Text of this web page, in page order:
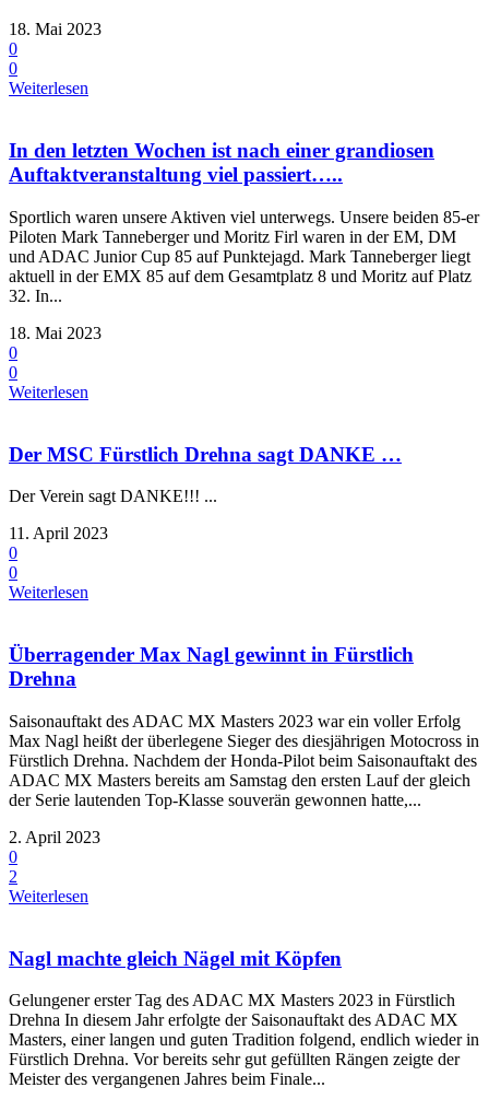
18. Mai 2023
0
0
Weiterlesen
In den letzten Wochen ist nach einer grandiosen
Auftaktveranstaltung viel passiert…..
Sportlich waren unsere Aktiven viel unterwegs. Unsere beiden 85-er
Piloten Mark Tanneberger und Moritz Firl waren in der EM, DM
und ADAC Junior Cup 85 auf Punktejagd. Mark Tanneberger liegt
aktuell in der EMX 85 auf dem Gesamtplatz 8 und Moritz auf Platz
32. In...
18. Mai 2023
0
0
Weiterlesen
Der MSC Fürstlich Drehna sagt DANKE …
Der Verein sagt DANKE!!! ...
11. April 2023
0
0
Weiterlesen
Überragender Max Nagl gewinnt in Fürstlich
Drehna
Saisonauftakt des ADAC MX Masters 2023 war ein voller Erfolg
Max Nagl heißt der überlegene Sieger des diesjährigen Motocross in
Fürstlich Drehna. Nachdem der Honda-Pilot beim Saisonauftakt des
ADAC MX Masters bereits am Samstag den ersten Lauf der gleich
der Serie lautenden Top-Klasse souverän gewonnen hatte,...
2. April 2023
0
2
Weiterlesen
Nagl machte gleich Nägel mit Köpfen
Gelungener erster Tag des ADAC MX Masters 2023 in Fürstlich
Drehna In diesem Jahr erfolgte der Saisonauftakt des ADAC MX
Masters, einer langen und guten Tradition folgend, endlich wieder in
Fürstlich Drehna. Vor bereits sehr gut gefüllten Rängen zeigte der
Meister des vergangenen Jahres beim Finale...